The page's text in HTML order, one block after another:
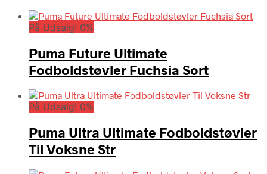
På Udsalg! 0%
Puma Future Ultimate
Fodboldstøvler Fuchsia Sort
På Udsalg! 0%
Puma Ultra Ultimate Fodboldstøvler
Til Voksne Str